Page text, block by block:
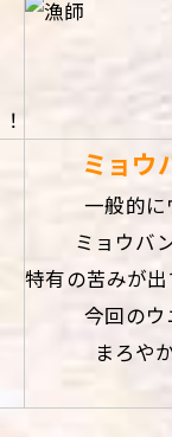
！
ミョウ
一般的に
ミョウバ
特有の苦みが出
今回のウ
まろや